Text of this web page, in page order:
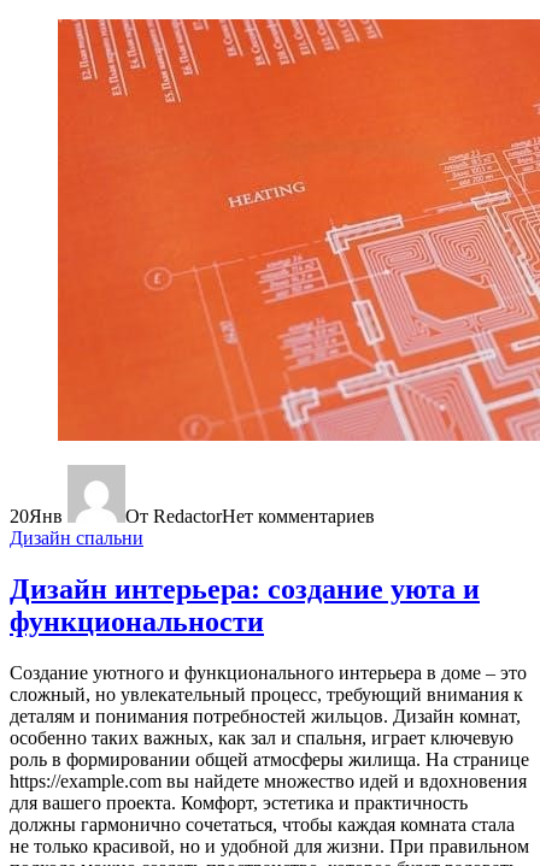
20Янв От RedactorНет комментариев
Дизайн спальни
Дизайн интерьера: создание уюта и
функциональности
Создание уютного и функционального интерьера в доме – это
сложный, но увлекательный процесс, требующий внимания к
деталям и понимания потребностей жильцов. Дизайн комнат,
особенно таких важных, как зал и спальня, играет ключевую
роль в формировании общей атмосферы жилища. На странице
https://example.com вы найдете множество идей и вдохновения
для вашего проекта. Комфорт, эстетика и практичность
должны гармонично сочетаться, чтобы каждая комната стала
не только красивой, но и удобной для жизни. При правильном